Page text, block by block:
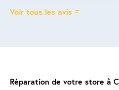
Réparation de votre store à
Voir tous les avis